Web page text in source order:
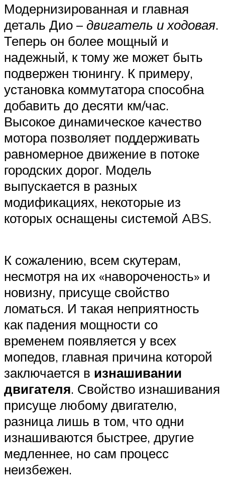
Модернизированная и главная
деталь Дио – двигатель и ходовая.
Теперь он более мощный и
надежный, к тому же может быть
подвержен тюнингу. К примеру,
установка коммутатора способна
добавить до десяти км/час.
Высокое динамическое качество
мотора позволяет поддерживать
равномерное движение в потоке
городских дорог. Модель
выпускается в разных
модификациях, некоторые из
которых оснащены системой ABS.
К сожалению, всем скутерам,
несмотря на их «навороченость» и
новизну, присуще свойство
ломаться. И такая неприятность
как падения мощности со
временем появляется у всех
мопедов, главная причина которой
заключается в изнашивании
двигателя. Свойство изнашивания
присуще любому двигателю,
разница лишь в том, что одни
изнашиваются быстрее, другие
медленнее, но сам процесс
неизбежен.